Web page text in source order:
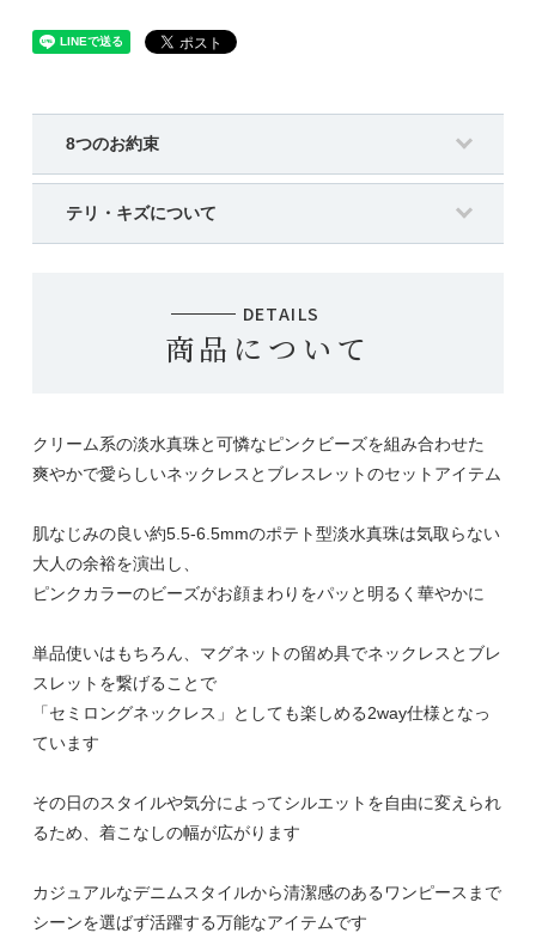
8つのお約束
テリ・キズについて
DETAILS
商品について
クリーム系の淡水真珠と可憐なピンクビーズを組み合わせた
爽やかで愛らしいネックレスとブレスレットのセットアイテム
肌なじみの良い約5.5-6.5mmのポテト型淡水真珠は気取らない
大人の余裕を演出し、
ピンクカラーのビーズがお顔まわりをパッと明るく華やかに
単品使いはもちろん、マグネットの留め具でネックレスとブレ
スレットを繋げることで
「セミロングネックレス」としても楽しめる2way仕様となっ
ています
その日のスタイルや気分によってシルエットを自由に変えられ
るため、着こなしの幅が広がります
カジュアルなデニムスタイルから清潔感のあるワンピースまで
シーンを選ばず活躍する万能なアイテムです